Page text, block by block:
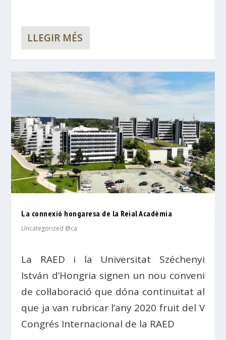
LLEGIR MÉS
La connexió hongaresa de la Reial Acadèmia
Uncategorized @ca
La RAED i la Universitat Széchenyi
István d’Hongria signen un nou conveni
de col·laboració que dóna continuïtat al
que ja van rubricar l’any 2020 fruit del V
Congrés Internacional de la RAED